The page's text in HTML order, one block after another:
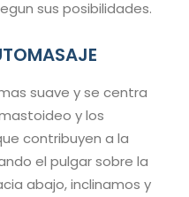
sus posibilidades.
suave y se centra
y los
contribuyen a la
el pulgar sobre la
abajo, inclinamos y